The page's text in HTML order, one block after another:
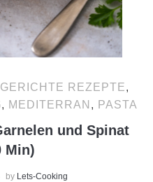
GERICHTE REZEPTE,
, MEDITERRAN , PASTA
und Spinat
Min)
by Lets-Cooking